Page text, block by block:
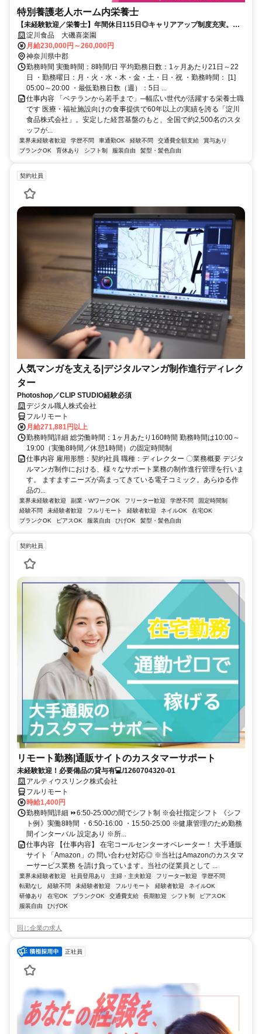
特別養護老人ホーム内栄養士
【未経験歓迎／栄養士】年間休日115日◎キャリアアップ制度充実。安
心の社内研修制度あり。 「食」と「人」が好き。その想いを仕事に。先
輩がそばで支えるから、成長も挑戦も安心。ライフイベントがあって
も、一緒に続けていける職場です。
淀川食品 大磯喜楽園
月給230,000円～260,000円
神奈川県中郡
勤務時間 実働時間：8時間/日 平均勤務日数：1ヶ月あたり21日～22
日 ・勤務曜日：月・火・水・木・金・土・日・祝 ・勤務時間： [1]
05:00～20:00 ・最低勤務日数（週）：5日 ...
仕事内容 「ベテランから若手まで」─幅広い世代が活躍する栄養士職
です 医療・福祉施設向けの食事提供で60年以上の実績を誇る「淀川
食品株式会社」。安定した経営基盤のもと、全国で約2,500名のスタ
ッフが...
業界未経験者歓迎 学歴不問 車通勤OK 経験不問 交通費全額支給
賞与あり
ブランクOK
育休あり シフト制 服装自由 髪型・髪色自由
契約社員
人気マンガを支える|デジタルマンガ制作進行ディレク
ター
Photoshop／CLIP STUDIO経験必須
デジタル職人株式会社
フルリモート
月給271,881円以上
勤務時間詳細 総労働時間：1ヶ月あたり160時間 勤務時間は10:00～
19:00（実働8時間／休憩1時間）の固定時間制
仕事内容 雇用形態：契約社員 職種：ディレクター 〇業務概要 デジタ
ルマンガ制作における、様々なサポート業務の制作進行管理を行いま
す。 ますますニーズが高まってきている電子コミック。あらゆる作
品の...
業界未経験者歓迎 副業・WワークOK フリーター歓迎 学歴不問
固定時間制
経験不問
未経験者歓迎 フルリモート 経験者歓迎 ネイルOK
在宅OK
ブランクOK
ピアスOK 服装自由 ひげOK 髪型・髪色自由
契約社員
リモート勤務|通販サイトのカスタマーサポート
未経験歓迎！必要備品の貸与有💻/1260704320-01
アルティウスリンク株式会社
フルリモート
時給1,400円
勤務時間詳細 ⏩6:50-25:00の間でシフト制 ※会社指定シフト 《シフ
ト例》実働8時間 ・6:50-16:00 ・15:50-25:00 ※健康管理のため勤務
間インターバル 設定あり ※所...
仕事内容 【仕事内容】 在宅コールセンターオペレーター！ 大手通販
サイト「Amazon」の 問い合わせ対応◎ ※当社はAmazonのカスタマ
ーサービス業務 を請け負っています。当社の従業員として ...
業界未経験者歓迎 社員登用あり 主婦・主夫歓迎 フリーター歓迎
学歴不問
転勤なし
経験不問 未経験者歓迎 フルリモート 経験者歓迎
ネイルOK
研修あり
在宅OK ブランクOK 交通費支給 長期歓迎 シフト制
ピアスOK
服装自由
ひげOK
同じ企業の求人
正社員